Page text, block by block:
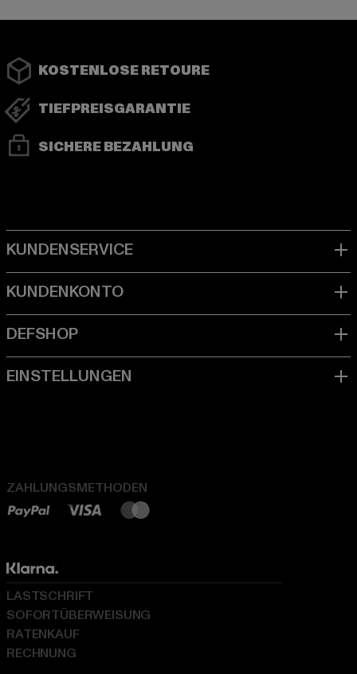
KOSTENLOSE RETOURE
TIEFPREISGARANTIE
SICHERE BEZAHLUNG
ZAHLUNGSMETHODEN
LASTSCHRIFT
SOFORTÜBERWEISUNG
RATENKAUF
RECHNUNG